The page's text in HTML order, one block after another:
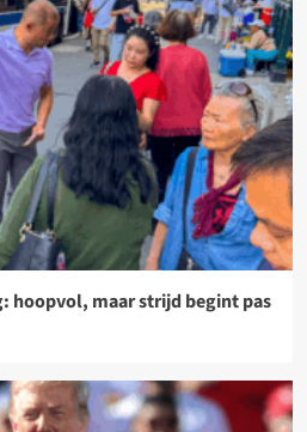
hoopvol, maar strijd begint pas